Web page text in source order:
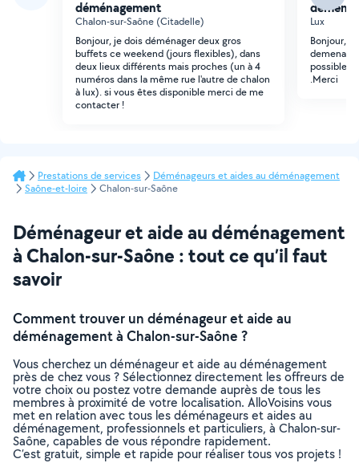
déménagement
Chalon-sur-Saône (Citadelle)
Bonjour, je dois déménager deux gros
buffets ce weekend (jours flexibles), dans
deux lieux différents mais proches (un à 4
numéros dans la même rue l'autre de chalon
à lux). si vous êtes disponible merci de me
contacter !
Lux
Bonjour, j
possible
.Merci
Prestations de services
Déménageurs et aides au déménagement
Saône-et-loire
Chalon-sur-Saône
Déménageur et aide au déménagement
à Chalon-sur-Saône : tout ce qu’il faut
savoir
Comment trouver un déménageur et aide au
déménagement à Chalon-sur-Saône ?
Vous cherchez un déménageur et aide au déménagement
près de chez vous ? Sélectionnez directement les offreurs de
votre choix ou postez votre demande auprès de tous les
membres à proximité de votre localisation. AlloVoisins vous
met en relation avec tous les déménageurs et aides au
déménagement, professionnels et particuliers, à Chalon-sur-
Saône, capables de vous répondre rapidement.
C’est gratuit, simple et rapide pour réaliser tous vos projets !